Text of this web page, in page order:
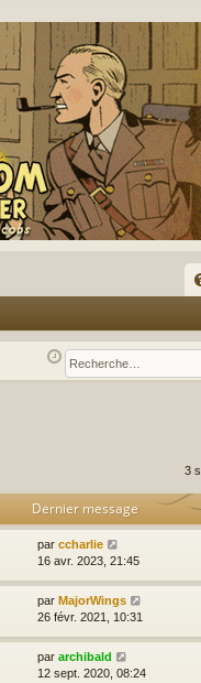
3
Dernier message
par ccharlie
16 avr. 2023, 21:45
par MajorWings
26 févr. 2021, 10:31
par archibald
12 sept. 2020, 08:24